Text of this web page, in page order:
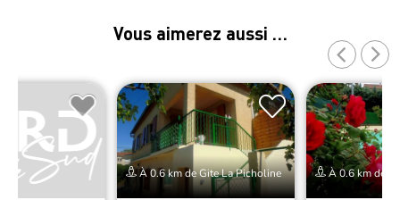
Vous aimerez aussi …
À 0.6 km de Gite La Picholine À 0.6 km de